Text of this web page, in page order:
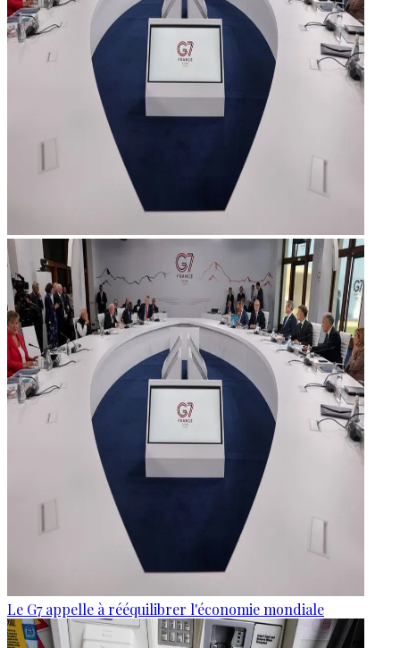
Le G7 appelle à rééquilibrer l'économie mondiale